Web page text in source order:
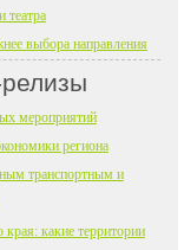
театра
выбора направления
мероприятий
региона
транспортным и
какие территории